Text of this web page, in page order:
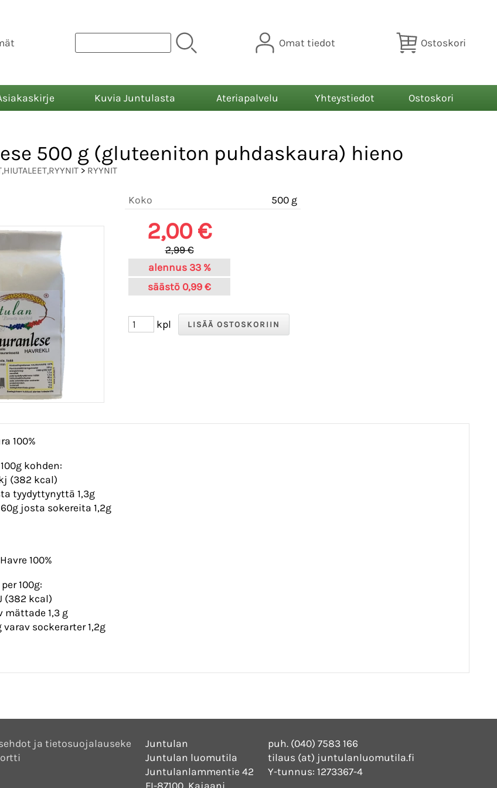
Omat tiedot Ostoskori
Kuvia Juntulasta Ateriapalvelu Yhteystiedot Ostoskori
500 g (gluteeniton puhdaskaura) hieno
> RYYNIT
Koko 500 g
2,00 €
2,99 €
alennus 33 %
säästö 0,99 €
kpl
100%
kohden:
(382 kcal)
tyydyttynyttä 1,3g
josta sokereita 1,2g
100%
100g:
(382 kcal)
mättade 1,3 g
sockerarter 1,2g
ja tietosuojalauseke
Juntulan
Juntulan luomutila
Juntulanlammentie 42
FI-87100, Kajaani
puh. (040) 7583 166
tilaus (at) juntulanluomutila.fi
Y-tunnus: 1273367-4